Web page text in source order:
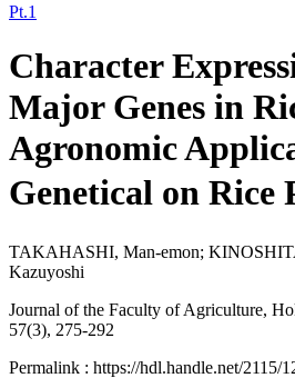
Pt.1
Character
Major Genes in
Agronomic
Genetical on
TAKAHASHI, Man-emon;
Kazuyoshi
Journal of the Faculty of Agriculture,
57(3), 275-292
Permalink : https://hdl.handle.net/2115/